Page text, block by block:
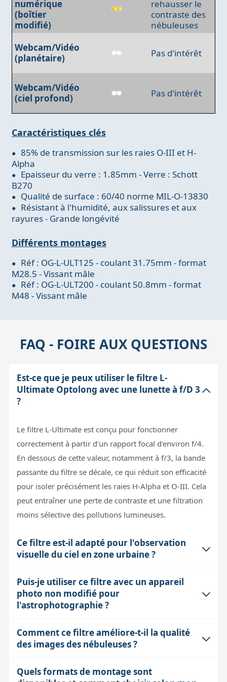
numérique
(boîtier
modifié)
rehausser le
contraste des
nébuleuses
Webcam/Vidéo
(planétaire)
Pas d'intérêt
Webcam/Vidéo
(ciel profond)
Pas d'intérêt
Caractéristiques clés
85% de transmission sur les raies O-III et H-
Alpha
Epaisseur du verre : 1.85mm - Verre : Schott
B270
Qualité de surface : 60/40 norme MIL-O-13830
Résistant à l'humidité, aux salissures et aux
rayures - Grande longévité
Différents montages
Réf : OG-L-ULT125 - coulant 31.75mm - format
M28.5 - Vissant mâle
Réf : OG-L-ULT200 - coulant 50.8mm - format
M48 - Vissant mâle
FAQ - FOIRE AUX QUESTIONS
Est-ce que je peux utiliser le filtre L-
Ultimate Optolong avec une lunette à f/D 3
?
Le filtre L-Ultimate est conçu pour fonctionner
correctement à partir d'un rapport focal d'environ f/4.
En dessous de cette valeur, notamment à f/3, la bande
passante du filtre se décale, ce qui réduit son efficacité
pour isoler précisément les raies H-Alpha et O-III. Cela
peut entraîner une perte de contraste et une filtration
moins sélective des pollutions lumineuses.
Ce filtre est-il adapté pour l'observation
visuelle du ciel en zone urbaine ?
Le filtre L-Ultimate n'est pas adapté à l'observation
visuelle, même en ciel pollué. Sa bande passante ultra
étroite (3nm) et sa conception sont optimisées pour
visuel, le filtre réduirait trop la luminosité, et l'œil n'est
l'O-III.
Puis-je utiliser ce filtre avec un appareil
photo non modifié pour
l'astrophotographie ?
Oui, le filtre L-Ultimate peut être utilisé avec un boîtier
non modifié, mais la sensibilité du capteur sur la raie
souvent une partie du spectre visible. Pour les boîtiers
Comment ce filtre améliore-t-il la qualité
des images des nébuleuses ?
Le filtre L-Ultimate isole précisément les raies
Quels formats de montage sont